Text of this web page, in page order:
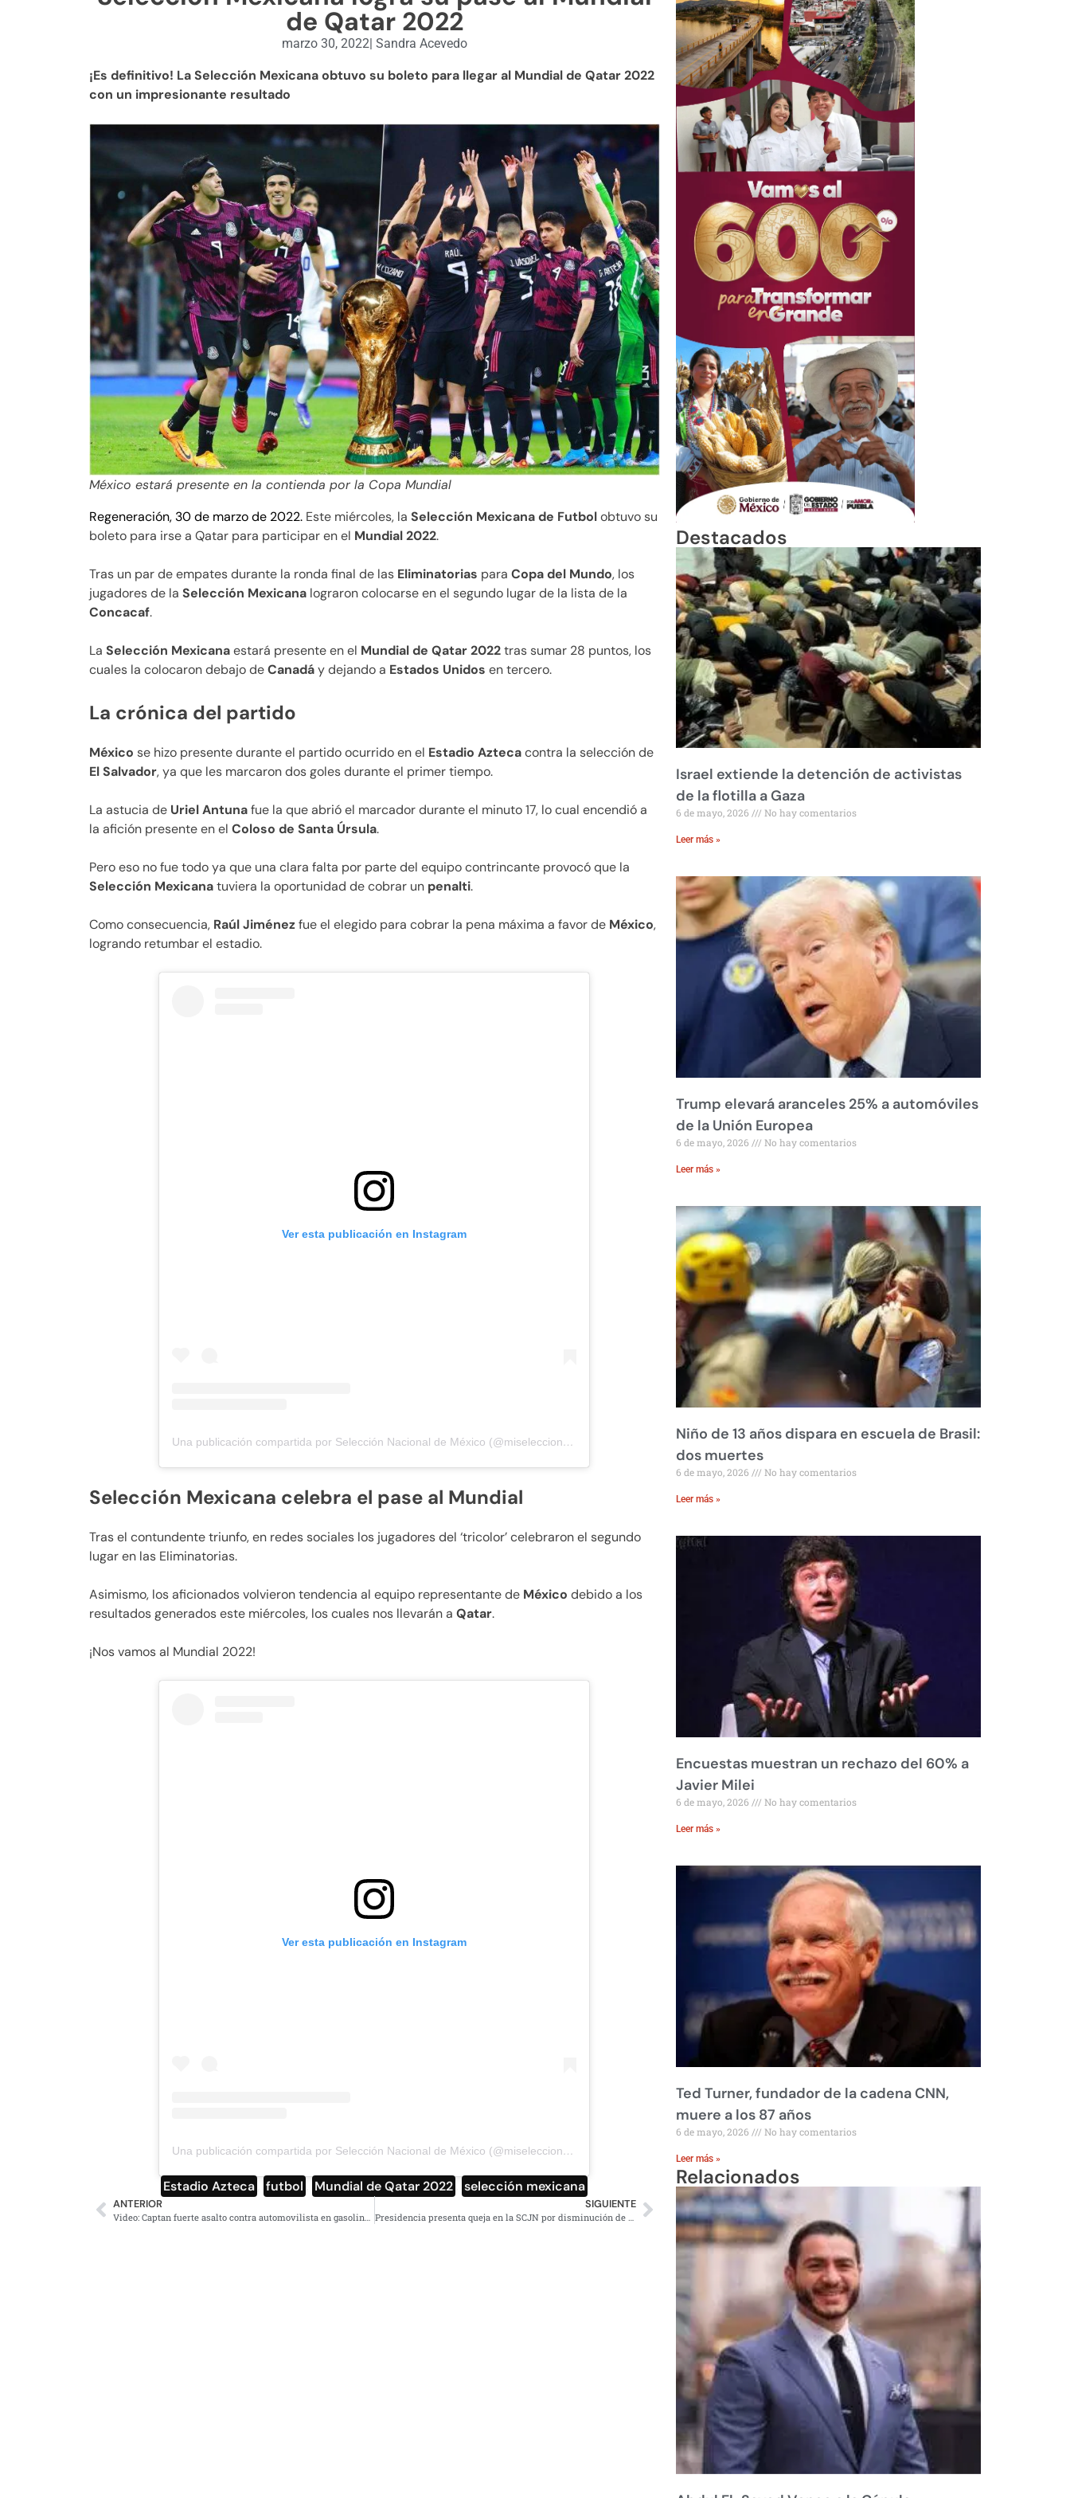
de Qatar 2022
marzo 30, 2022| Sandra Acevedo
¡Es definitivo! La Selección Mexicana obtuvo su boleto para llegar al Mundial de Qatar 2022
con un impresionante resultado
México estará presente en la contienda por la Copa Mundial
Regeneración, 30 de marzo de 2022. Este miércoles, la Selección Mexicana de Futbolobtuvo su
boleto para irse a Qatar para participar en el Mundial 2022.
Tras un par de empates durante la ronda final de las Eliminatorias para Copa del Mundo, los
jugadores de la Selección Mexicana lograron colocarse en el segundo lugar de la lista de la
Concacaf.
La Selección Mexicanaestará presente en el Mundial de Qatar 2022tras sumar 28 puntos, los
cuales la colocaron debajo deCanadáy dejando a Estados Unidos en tercero.
La crónica del partido
México se hizo presente durante el partido ocurrido en el Estadio Aztecacontra la selección de
El Salvador, ya que les marcaron dos goles durante el primer tiempo.
La astucia de Uriel Antunafue la que abrió el marcador durante el minuto 17, lo cual encendió a
la afición presente en el Coloso de Santa Úrsula.
Pero eso no fue todo ya que una clara falta por parte del equipo contrincante provocó que la
Selección Mexicanatuviera la oportunidad de cobrar un penalti.
Como consecuencia, Raúl Jiménezfue el elegido para cobrar la pena máxima a favor de México,
logrando retumbar el estadio.
Ver esta publicación en Instagram
Una publicación compartida por Selección Nacional de México (@miseleccionmx)
Selección Mexicana celebra el pase al Mundial
Tras el contundente triunfo, en redes sociales los jugadores del ‘tricolor’ celebraron el segundo
lugar en las Eliminatorias.
Asimismo, los aficionados volvieron tendencia al equipo representante de México debido a los
resultados generados este miércoles, los cuales nos llevarán a Qatar.
¡Nos vamos al Mundial 2022!
Ver esta publicación en Instagram
Una publicación compartida por Selección Nacional de México (@miseleccionmx)
Estadio Azteca futbol Mundial de Qatar 2022 selección mexicana
ANTERIOR SIGUIENTE
Destacados
Israel extiende la detención de activistas
de la flotilla a Gaza
6 de mayo, 2026 No hay comentarios
Leer más »
Trump elevará aranceles 25% a automóviles
de la Unión Europea
6 de mayo, 2026 No hay comentarios
Leer más »
Niño de 13 años dispara en escuela de Brasil:
dos muertes
6 de mayo, 2026 No hay comentarios
Leer más »
Encuestas muestran un rechazo del 60% a
Javier Milei
6 de mayo, 2026 No hay comentarios
Leer más »
Ted Turner, fundador de la cadena CNN,
muere a los 87 años
6 de mayo, 2026 No hay comentarios
Leer más »
Relacionados